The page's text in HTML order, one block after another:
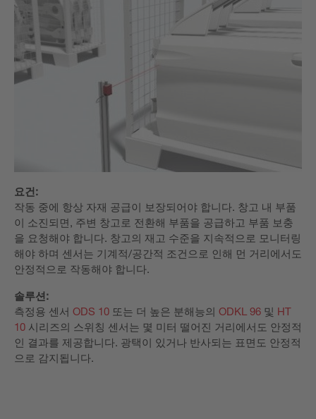
요건:
작동 중에 항상 자재 공급이 보장되어야 합니다. 창고 내 부품
이 소진되면, 주변 창고로 전환해 부품을 공급하고 부품 보충
을 요청해야 합니다. 창고의 재고 수준을 지속적으로 모니터링
해야 하며 센서는 기계적/공간적 조건으로 인해 먼 거리에서도
안정적으로 작동해야 합니다.
솔루션:
측정용 센서 ODS 10 또는 더 높은 분해능의 ODKL 96 및 HT
10 시리즈의 스위칭 센서는 몇 미터 떨어진 거리에서도 안정적
인 결과를 제공합니다. 광택이 있거나 반사되는 표면도 안정적
으로 감지됩니다.